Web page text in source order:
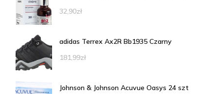
32,90zł
adidas Terrex Ax2R Bb1935 Czarny
181,99zł
Johnson & Johnson Acuvue Oasys 24 szt